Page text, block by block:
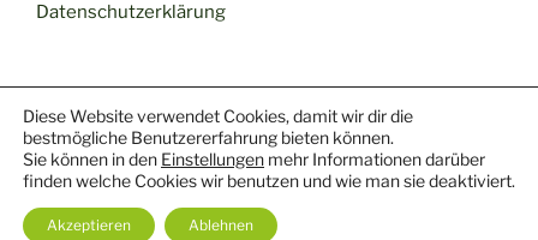
Datenschutzerklärung
FacebookYoutubeMail Yelp InstagramTikTok
Datenschutzerklärung Stolz präsentiert von WordPress
Diese Website verwendet Cookies, damit wir dir die
bestmögliche Benutzererfahrung bieten können.
Sie können in den Einstellungen mehr Informationen darüber
finden welche Cookies wir benutzen und wie man sie deaktiviert.
Akzeptieren Ablehnen